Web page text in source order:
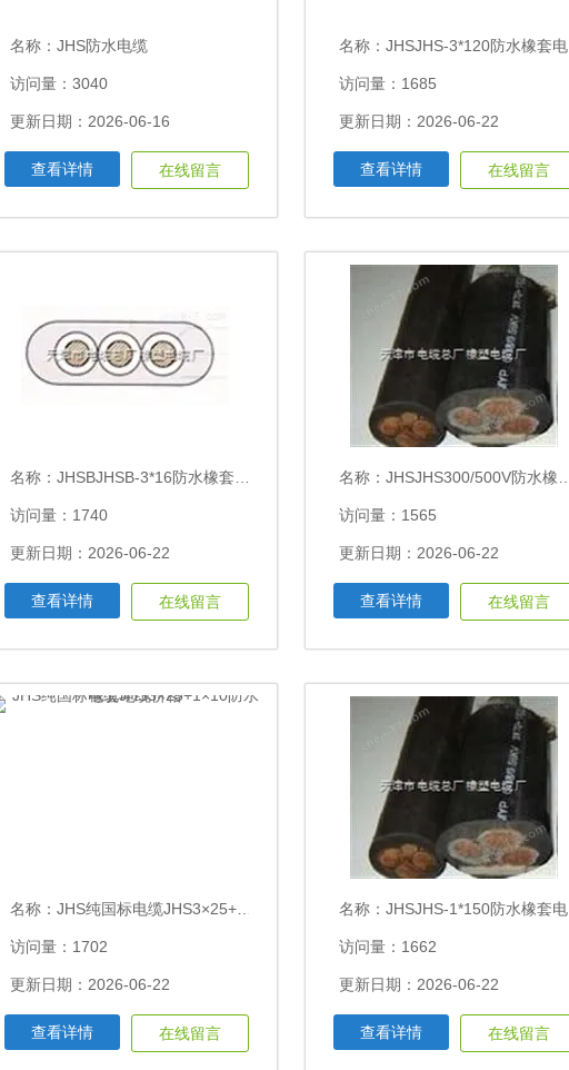
名称： JHS防水电缆
访问量：3040
更新日期：2026-06-16
查看详情 在线留言
名称： JHSJHS-3*120防水橡套电缆价格 JHSB防水橡套扁电缆
访问量：1685
更新日期：2026-06-22
查看详情 在线留言
名称： JHSBJHSB-3*16防水橡套扁电缆价格及特点
访问量：1740
更新日期：2026-06-22
查看详情 在线留言
名称： JHSJHS300/500V防水橡套电缆14×1.0含税价格
访问量：1565
更新日期：2026-06-22
查看详情 在线留言
名称： JHS纯国标电缆JHS3×25+1×10防水橡套电缆价格
访问量：1702
更新日期：2026-06-22
查看详情 在线留言
名称： JHSJHS-1*150防水橡套电缆 国标防水线价格
访问量：1662
更新日期：2026-06-22
查看详情 在线留言